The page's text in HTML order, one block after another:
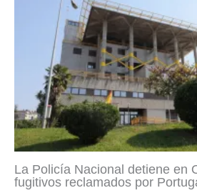
La Policía Nacional detiene en
fugitivos reclamados por